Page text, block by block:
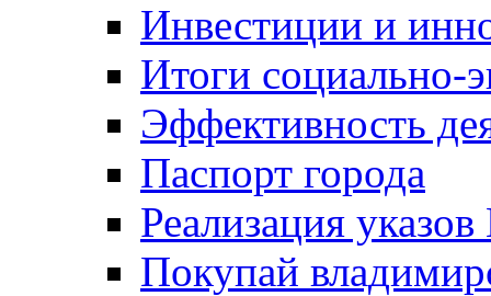
Инвестиции и
Итоги социально-
Эффективность
Паспорт города
Реализация
Покупай